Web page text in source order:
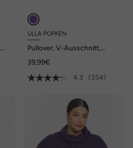
ULLA POPKEN
Pullover, V-Ausschnitt,
39,99€
4.3
(354)